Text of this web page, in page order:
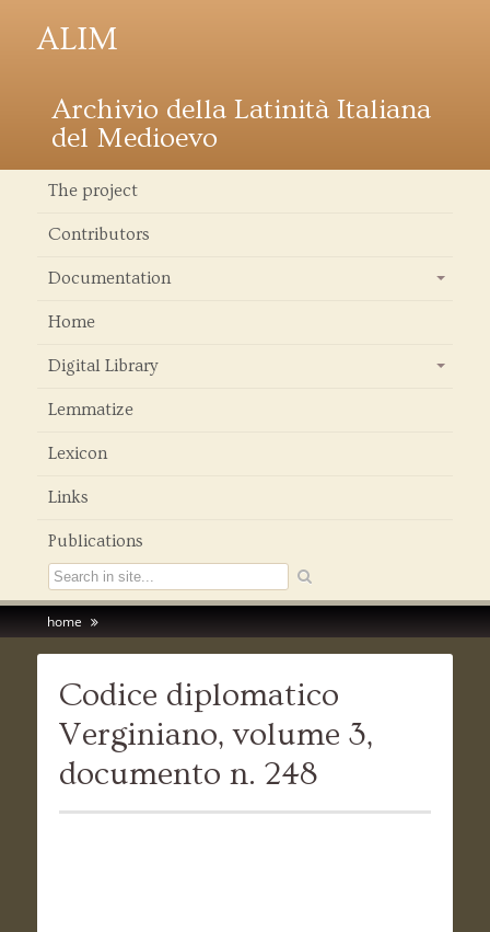
ALIM
Archivio della Latinità Italiana
del Medioevo
The project
Contributors
Documentation
Home
Digital Library
Lemmatize
Lexicon
Links
Publications
home
Codice diplomatico
Verginiano, volume 3,
documento n. 248